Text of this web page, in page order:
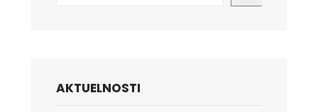
AKTUELNOSTI